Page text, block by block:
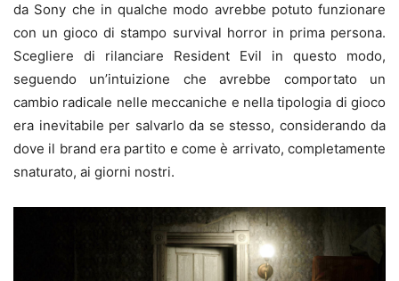
da Sony che in qualche modo avrebbe potuto funzionare
con un gioco di stampo survival horror in prima persona.
Scegliere di rilanciare Resident Evil in questo modo,
seguendo un’intuizione che avrebbe comportato un
cambio radicale nelle meccaniche e nella tipologia di gioco
era inevitabile per salvarlo da se stesso, considerando da
dove il brand era partito e come è arrivato, completamente
snaturato, ai giorni nostri.